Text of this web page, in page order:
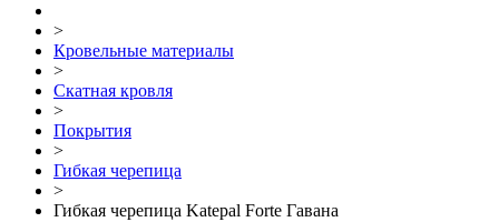
>
Кровельные материалы
>
Скатная кровля
>
Покрытия
>
Гибкая черепица
>
Гибкая черепица Katepal Forte Гавана